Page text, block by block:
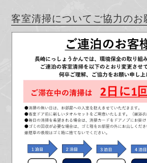
客室清掃についてご協力のお